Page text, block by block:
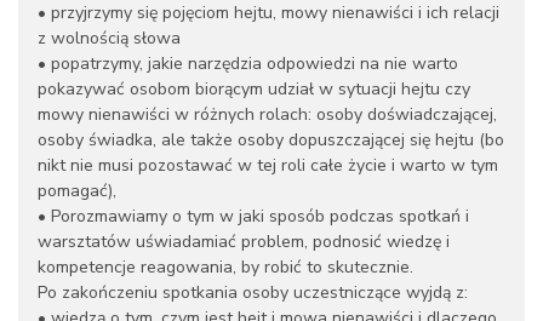
• przyjrzymy się pojęciom hejtu, mowy nienawiści i ich relacji
z wolnością słowa
• popatrzymy, jakie narzędzia odpowiedzi na nie warto
pokazywać osobom biorącym udział w sytuacji hejtu czy
mowy nienawiści w różnych rolach: osoby doświadczającej,
osoby świadka, ale także osoby dopuszczającej się hejtu (bo
nikt nie musi pozostawać w tej roli całe życie i warto w tym
pomagać),
• Porozmawiamy o tym w jaki sposób podczas spotkań i
warsztatów uświadamiać problem, podnosić wiedzę i
kompetencje reagowania, by robić to skutecznie.
Po zakończeniu spotkania osoby uczestniczące wyjdą z: